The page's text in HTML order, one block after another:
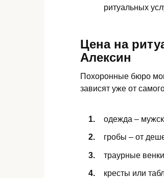
ритуальных
Цена на
Алексин
Похоронные бюро
зависят уже от
одежда –
гробы – от
траурные
кресты или